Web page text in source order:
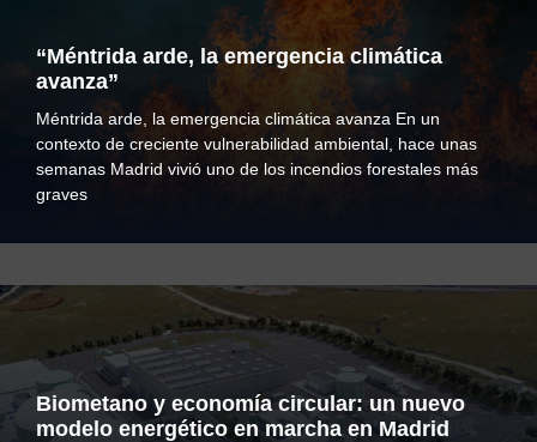
“Méntrida arde, la emergencia climática
avanza”
Méntrida arde, la emergencia climática avanza En un
contexto de creciente vulnerabilidad ambiental, hace unas
semanas Madrid vivió uno de los incendios forestales más
graves
Biometano y economía circular: un nuevo
modelo energético en marcha en Madrid